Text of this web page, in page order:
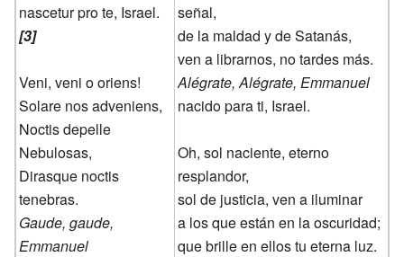
nascetur pro te, Israel.
[3]
Veni, veni o oriens!
Solare nos adveniens,
Noctis depelle
Nebulosas,
Dirasque noctis
tenebras.
Gaude, gaude,
Emmanuel
señal,
de la maldad y de Satanás,
ven a librarnos, no tardes más.
Alégrate, Alégrate, Emmanuel
nacido para ti, Israel.
Oh, sol naciente, eterno
resplandor,
sol de justicia, ven a iluminar
a los que están en la oscuridad;
que brille en ellos tu eterna luz.